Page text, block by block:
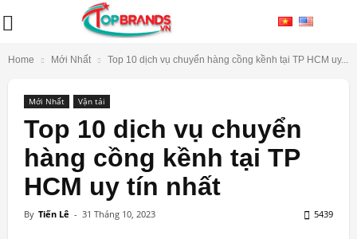
Home Mới Nhất Top 10 dịch vụ chuyển hàng cồng kềnh tại TP HCM uy...
Mới Nhất Vận tải
Top 10 dịch vụ chuyển
hàng cồng kềnh tại TP
HCM uy tín nhất
By Tiến Lê - 31 Tháng 10, 2023 5439